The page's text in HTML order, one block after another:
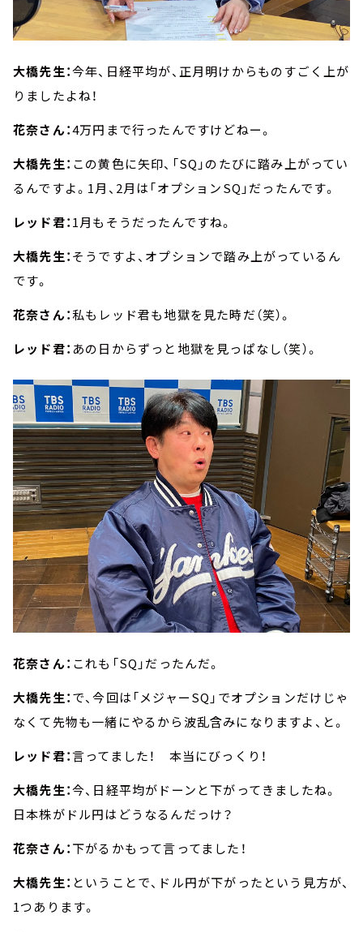
大橋先生：今年、日経平均が、正月明けからものすごく上が
りましたよね！
花奈さん：4万円まで行ったんですけどねー。
大橋先生： この黄色に矢印、「SQ」のたびに踏み上がってい
るんですよ。1月、2月は「オプションSQ」だったんです。
レッド君：1月もそうだったんですね。
大橋先生：そうですよ、オプションで踏み上がっているん
です。
花奈さん：私もレッド君も地獄を見た時だ（笑）。
レッド君： あの日からずっと地獄を見っぱなし（笑）。
花奈さん： これも「SQ」だったんだ。
大橋先生：で、今回は「メジャーSQ」でオプションだけじゃ
なくて先物も一緒にやるから波乱含みになりますよ、と。
レッド君：言ってました！ 本当にびっくり！
大橋先生：今、日経平均がドーンと下がってきましたね。
日本株がドル円はどうなるんだっけ？
花奈さん：下がるかもって言ってました！
大橋先生： ということで、ドル円が下がったという見方が、
1つあります。